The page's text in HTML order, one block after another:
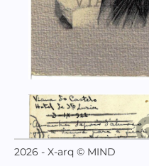
2026 - X-arq © MIND